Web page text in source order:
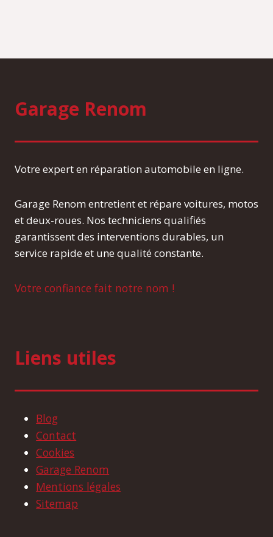
Garage Renom
Votre expert en réparation automobile en ligne.
Garage Renom entretient et répare voitures, motos
et deux-roues. Nos techniciens qualifiés
garantissent des interventions durables, un
service rapide et une qualité constante.
Votre confiance fait notre nom !
Liens utiles
Blog
Contact
Cookies
Garage Renom
Mentions légales
Sitemap